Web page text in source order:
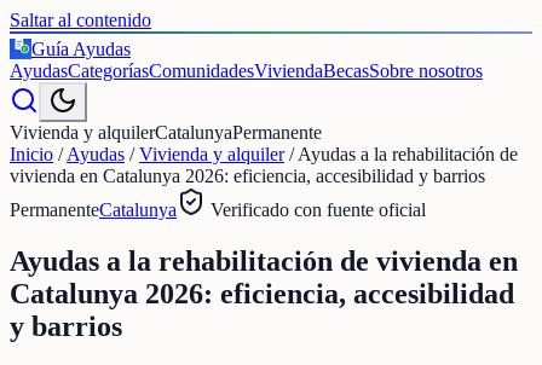
Saltar al contenido
€
Guía Ayudas
AyudasCategoríasComunidadesViviendaBecasSobre nosotros
Vivienda y alquilerCatalunyaPermanente
Inicio /Ayudas /Vivienda y alquiler/Ayudas a la rehabilitación de
vivienda en Catalunya 2026: eficiencia, accesibilidad y barrios
PermanenteCatalunya Verificado con fuente oficial
Ayudas a la rehabilitación de vivienda en
Catalunya 2026: eficiencia, accesibilidad
y barrios